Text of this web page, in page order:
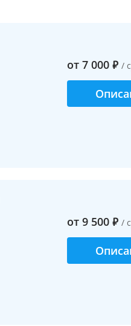
от 7 000 ₽ /
от 9 500 ₽ /